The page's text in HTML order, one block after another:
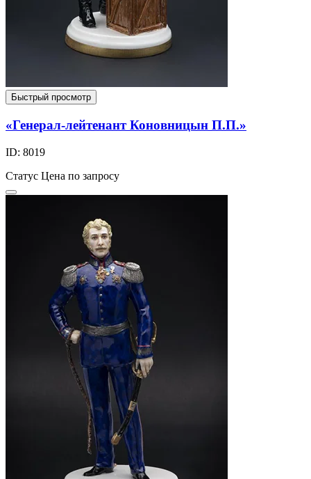
Быстрый просмотр
«Генерал-лейтенант Коновницын П.П.»
ID: 8019
Статус Цена по запросу